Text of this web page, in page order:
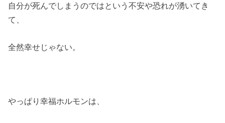
自分が死んでしまうのではという不安や恐れが湧いてき
て、
全然幸せじゃない。
やっぱり幸福ホルモンは、